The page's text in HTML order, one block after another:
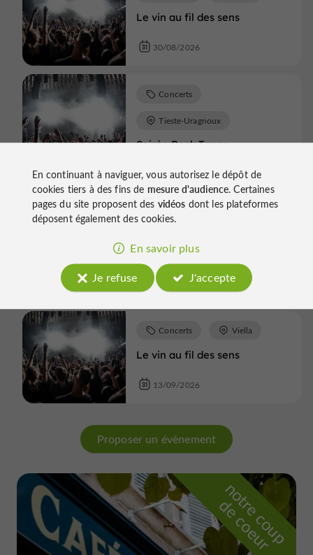
Le vin au fil des sens
30/08/2026
Soirée Rock Tapas
Concerts
Tieste-Uragnoux
05/09/2026
Le vin au fil des sens
Concerts
06/09/2026
Le vin au fil des sens
Concerts Viella
13/09/2026
Proposer un évènement
n
o
t
r
e
c
o
u
p
d
e
c
o
e
u
r
En continuant à naviguer, vous autorisez le dépôt de
cookies tiers à des fins de mesure d'audience. Certaines
pages du site proposent des vidéos dont les plateformes
déposent également des cookies.
En savoir plus
Je refuse
J'accepte